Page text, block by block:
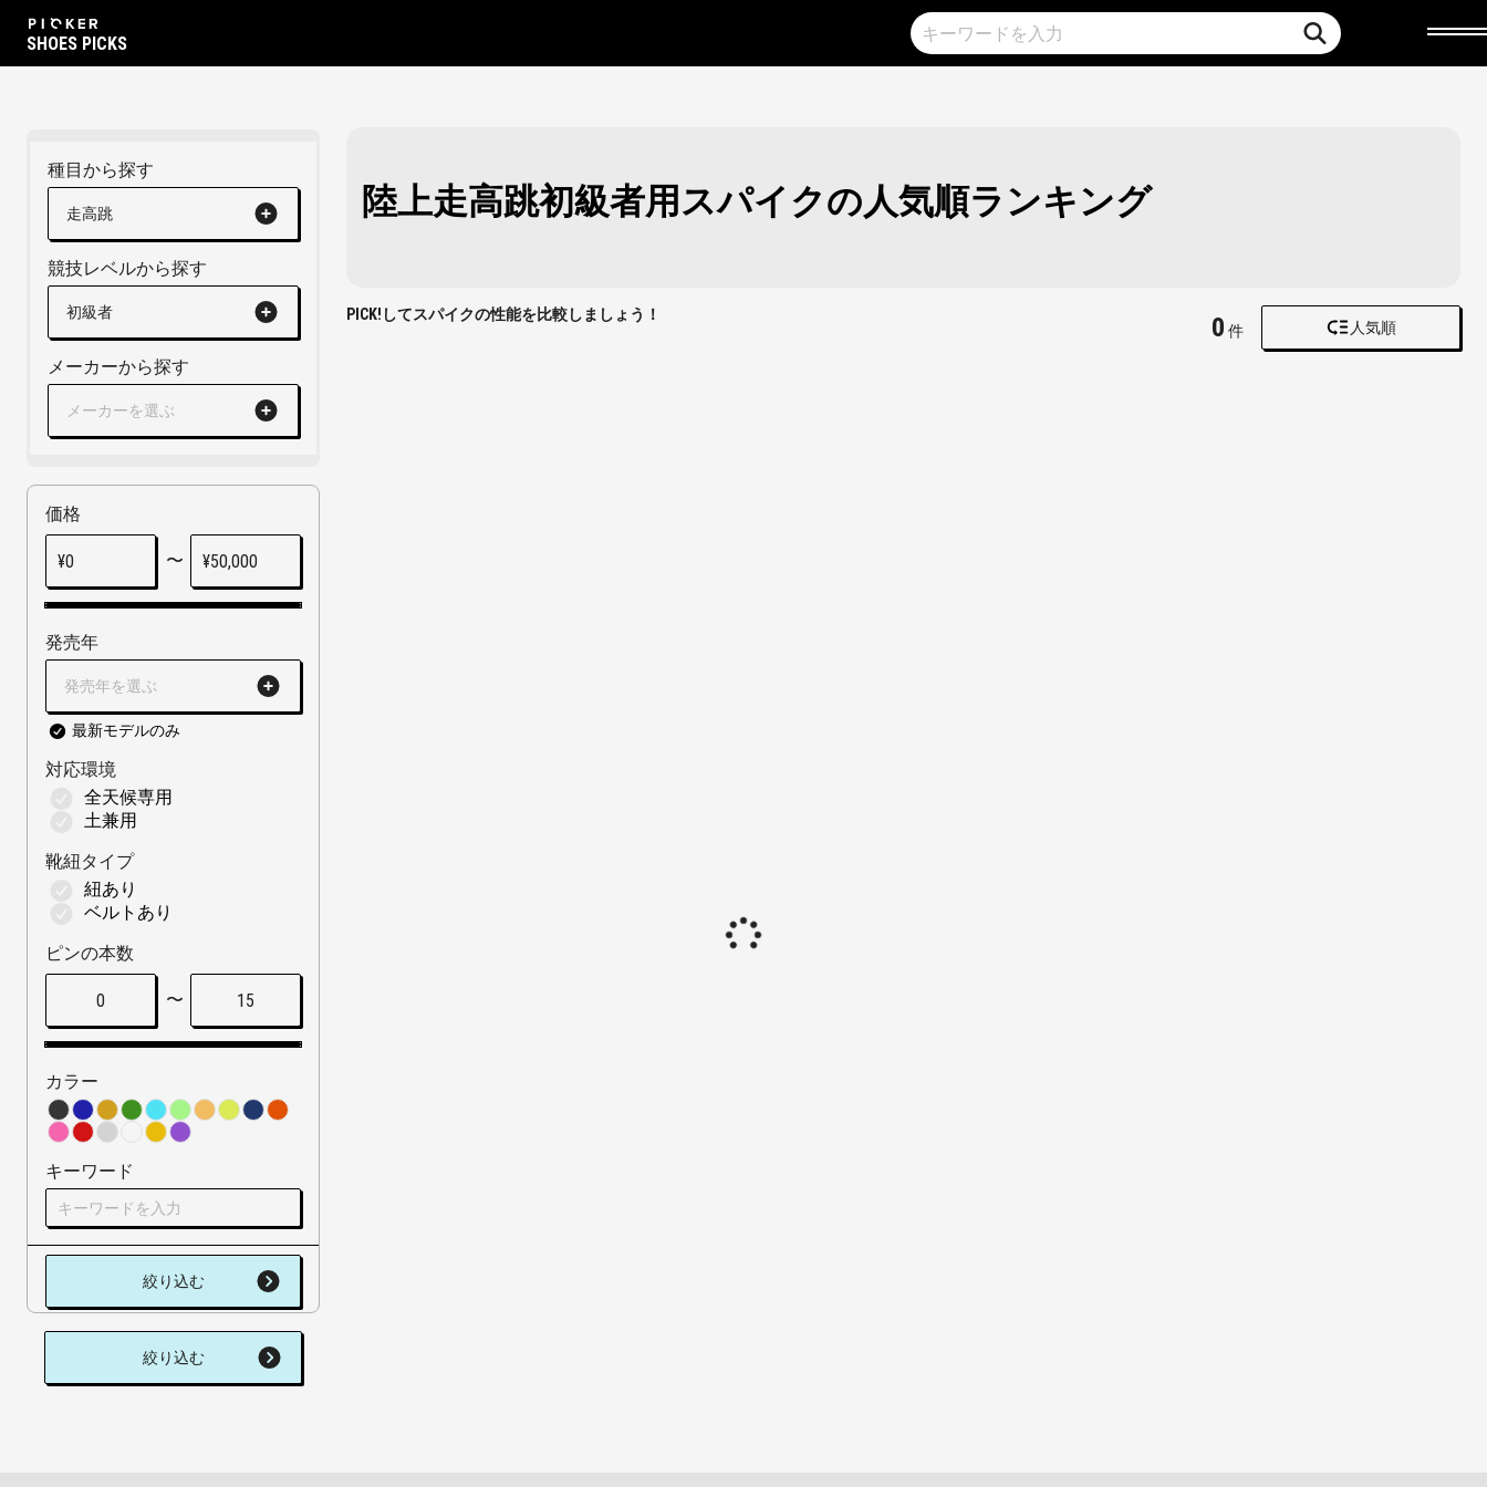
SHOES PICKS
種目から探す
走高跳
競技レベルから探す
初級者
メーカーから探す
メーカーを選ぶ
価格
¥0 〜 ¥50,000
発売年
発売年を選ぶ
最新モデルのみ
対応環境
全天候専用
土兼用
靴紐タイプ
紐あり
ベルトあり
ピンの本数
0 〜 15
カラー
キーワード
絞り込む
絞り込む
陸上走高跳初級者用スパイクの人気順ランキング
PICK!してスパイクの性能を比較しましょう！ 0 件 人気順